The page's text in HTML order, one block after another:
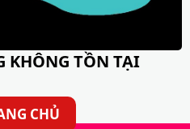
KHÔNG TỒN TẠI
CHỦ